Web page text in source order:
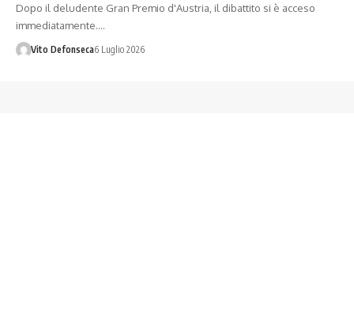
Dopo il deludente Gran Premio d'Austria, il dibattito si è acceso
immediatamente.…
Vito Defonseca6 Luglio 2026